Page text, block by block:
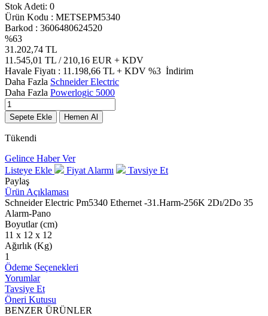
Stok Adeti: 0
Ürün Kodu : METSEPM5340
Barkod : 3606480624520
%63
31.202,74 TL
11.545,01 TL / 210,16 EUR + KDV
Havale Fiyatı : 11.198,66 TL + KDV %3 İndirim
Daha Fazla Schneider Electric
Daha Fazla Powerlogic 5000
Sepete Ekle Hemen Al
Tükendi
Gelince Haber Ver
Listeye Ekle
Fiyat Alarmı
Tavsiye Et
Paylaş
Ürün Açıklaması
Schneider Electric Pm5340 Ethernet -31.Harm-256K 2Dı/2Do 35
Alarm-Pano
Boyutlar (cm)
11 x 12 x 12
Ağırlık (Kg)
1
Ödeme Seçenekleri
Yorumlar
Tavsiye Et
Öneri Kutusu
BENZER ÜRÜNLER